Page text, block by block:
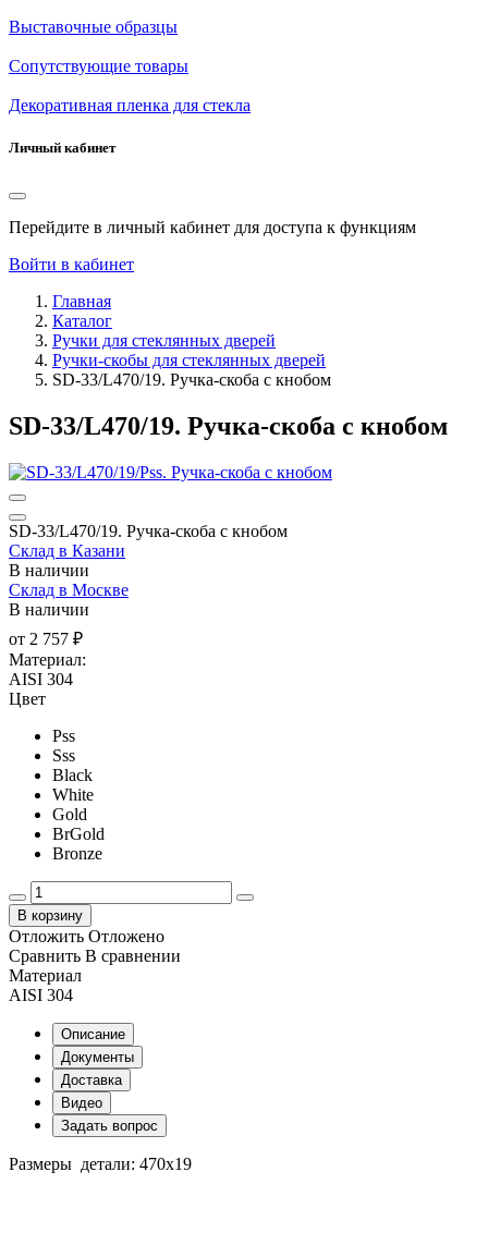
Выставочные образцы
Сопутствующие товары
Декоративная пленка для стекла
Личный кабинет
Перейдите в личный кабинет для доступа к функциям
Войти в кабинет
Главная
Каталог
Ручки для стеклянных дверей
Ручки-скобы для стеклянных дверей
SD-33/L470/19. Ручка-скоба с кнобом
SD-33/L470/19. Ручка-скоба с кнобом
SD-33/L470/19. Ручка-скоба с кнобом
Склад в Казани
В наличии
Склад в Москве
В наличии
от 2 757 ₽
Материал:
AISI 304
Цвет
Pss
Sss
Black
White
Gold
BrGold
Bronze
В корзину
Отложить Отложено
Сравнить В сравнении
Материал
AISI 304
Описание
Документы
Доставка
Видео
Задать вопрос
Размеры детали: 470х19